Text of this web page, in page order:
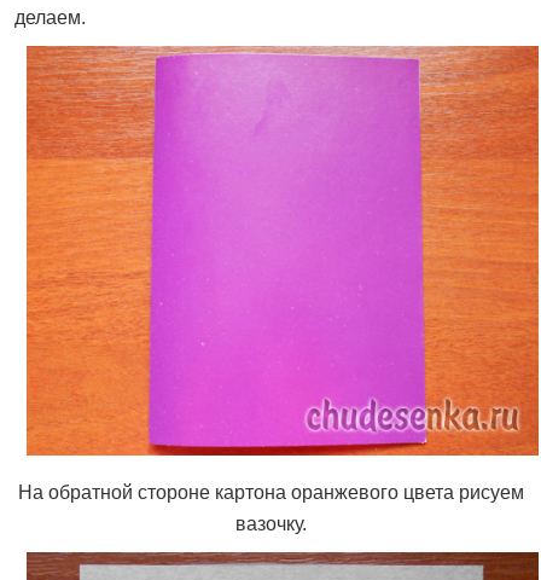
делаем.
На обратной стороне картона оранжевого цвета рисуем
вазочку.